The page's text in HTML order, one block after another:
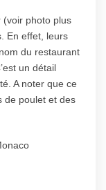
(voir photo plus
En effet, leurs
du restaurant
un détail
A noter que ce
de poulet et des